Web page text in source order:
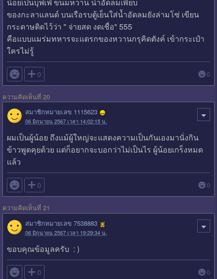
ของกะลาแลนด์ บนเรือรบตู้เย็นใส่น้ำอัดลมยังล่ามโซ่ เขียน
กระดาษติดไว้ว่า " จ่ายสด งดเชื่อ" 555
คือแบบแมร่มทหารจะแดรกของหวานกรุคิดตังค์ เข้ากระเป๋า
ใครไม่รู้
 0 0
ความคิดเห็นที่ 20
สมาชิกหมายเลข 1115623
06 มิถุนายน 2567 เวลา 14:02:15 น.
ผมเป็นผู้น้อย ถึงแม้ผู้ใหญ่จะแสดงความเป็นกันเองมานั่งกิน
ข้าวพูดคุยด้วย แต่ก็อยากจะบอกว่าไม่เป็นไร ผู้น้อยเกร็งหมด
แล้ว
 0 0
ความคิดเห็นที่ 21
สมาชิกหมายเลข 7538883
06 มิถุนายน 2567 เวลา 19:29:34 น.
ขอบคุณข้อมูลครับ : )
 0 0